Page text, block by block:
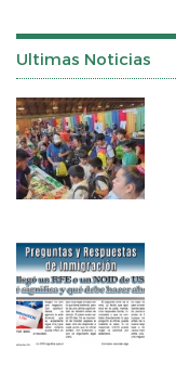
Ultimas Noticias